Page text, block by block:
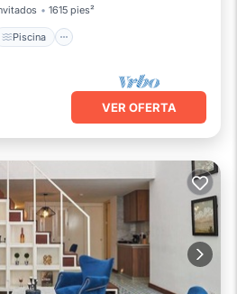
1615 pies²
Piscina
VER OFERTA